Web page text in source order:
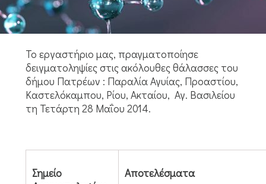
Το εργαστήριο μας, πραγματοποίησε
δειγματοληψίες στις ακόλουθες θάλασσες του
δήμου Πατρέων : Παραλία Αγυίας, Προαστίου,
Καστελόκαμπου, Ρίου, Ακταίου, Αγ. Βασιλείου
τη Τετάρτη 28 Μαΐου 2014.
Σημείο
Αποτελέσματα